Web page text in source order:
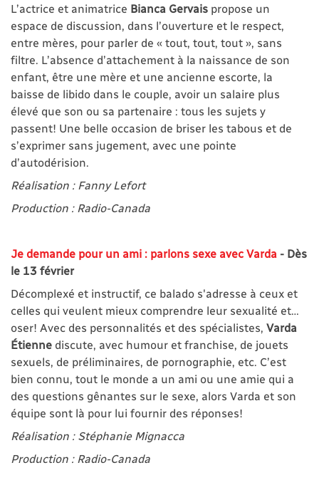
L’actrice et animatrice Bianca Gervais propose un
espace de discussion, dans l’ouverture et le respect,
entre mères, pour parler de « tout, tout, tout », sans
filtre. L’absence d’attachement à la naissance de son
enfant, être une mère et une ancienne escorte, la
baisse de libido dans le couple, avoir un salaire plus
élevé que son ou sa partenaire : tous les sujets y
passent! Une belle occasion de briser les tabous et de
s’exprimer sans jugement, avec une pointe
d’autodérision.
Réalisation : Fanny Lefort
Production : Radio-Canada
Je demande pour un ami : parlons sexe avec Varda - Dès
le 13 février
Décomplexé et instructif, ce balado s'adresse à ceux et
celles qui veulent mieux comprendre leur sexualité et…
oser! Avec des personnalités et des spécialistes, Varda
Étienne discute, avec humour et franchise, de jouets
sexuels, de préliminaires, de pornographie, etc. C’est
bien connu, tout le monde a un ami ou une amie qui a
des questions gênantes sur le sexe, alors Varda et son
équipe sont là pour lui fournir des réponses!
Réalisation : Stéphanie Mignacca
Production : Radio-Canada